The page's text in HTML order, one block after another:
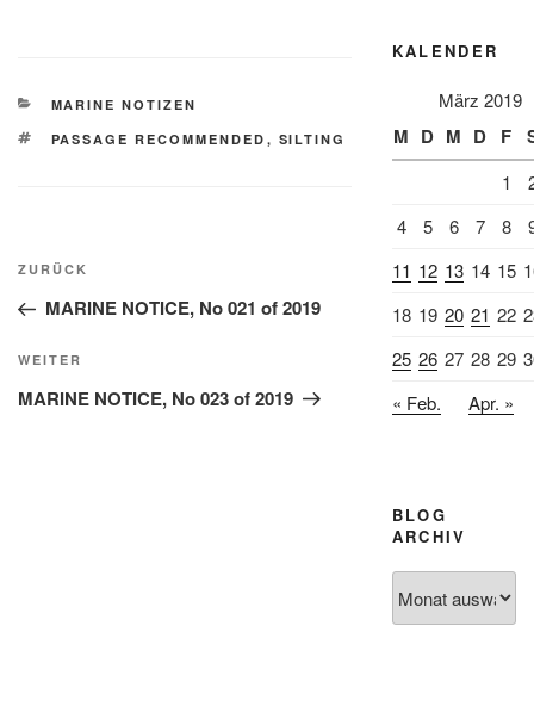
KATEGORIEN
MARINE NOTIZEN
SCHLAGWÖRTER
PASSAGE RECOMMENDED , SILTING
Beitragsnavigation
Vorheriger
Beitrag
ZURÜCK
MARINE NOTICE, No 021 of 2019
Nächster
Beitrag
WEITER
MARINE NOTICE, No 023 of 2019
KALENDER
März 2019
M D M D F
1
4
5 6 7 8
11 12 13 14 15
18 19 20 21 22
25 26 27 28 29
« Feb.
Apr. »
BLOG
ARCHIV
Archiv